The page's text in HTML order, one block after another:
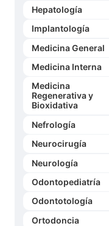
Hepatología
Implantología
Medicina General
Medicina Interna
Medicina
Regenerativa y
Bioxidativa
Nefrología
Neurocirugía
Neurología
Odontopediatría
Odontotología
Ortodoncia